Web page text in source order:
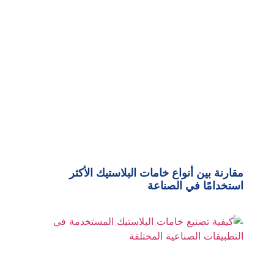
مقارنة بين أنواع خامات البلاستيك الأكثر
استخدامًا في الصناعة